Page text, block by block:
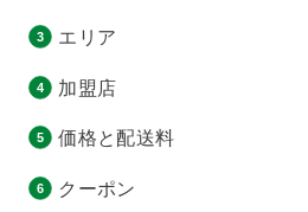
エリア
加盟店
価格と配送料
クーポン